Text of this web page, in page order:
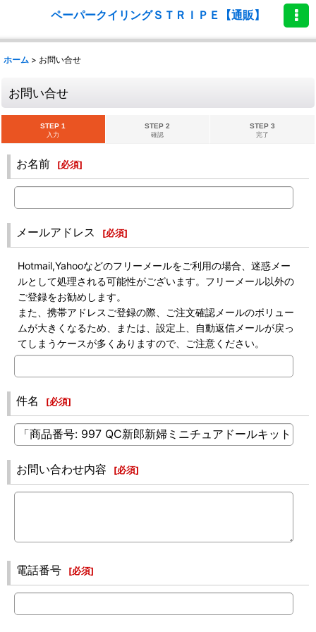
ペーパークイリングＳＴＲＩＰＥ【通販】
ホーム > お問い合せ
お問い合せ
STEP 1
入力
STEP 2
確認
STEP 3
完了
お名前 [必須]
メールアドレス [必須]
Hotmail,Yahooなどのフリーメールをご利用の場合、迷惑メー
ルとして処理される可能性がございます。フリーメール以外の
ご登録をお勧めします。
また、携帯アドレスご登録の際、ご注文確認メールのボリュー
ムが大きくなるため、または、設定上、自動返信メールが戻っ
てしまうケースが多くありますので、ご注意ください。
件名 [必須]
お問い合わせ内容 [必須]
電話番号 [必須]